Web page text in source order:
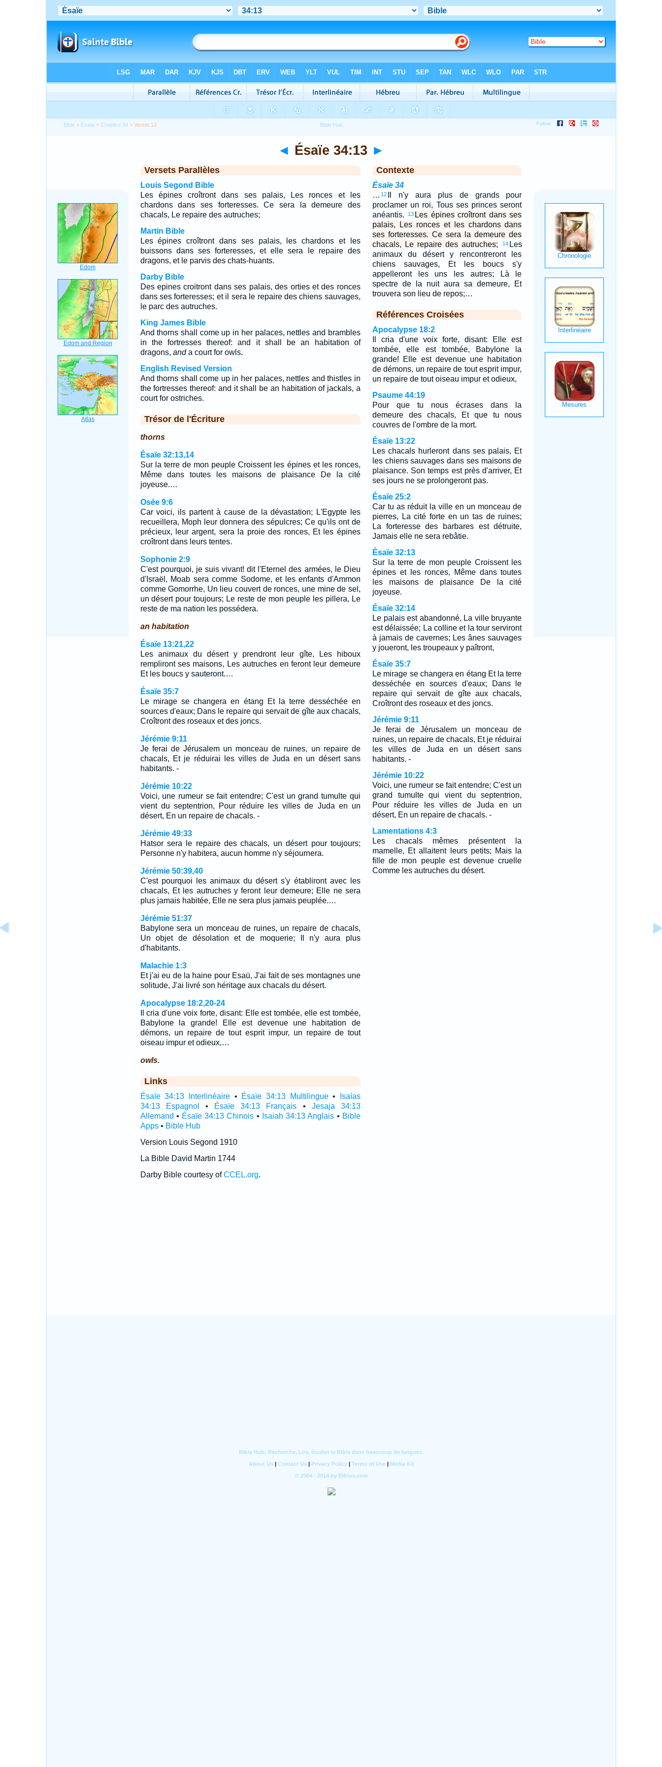
Bible > Ésaïe >Chapitre 34 > Verset 13
◄ Ésaïe 34:13 ►
Versets Parallèles
Louis Segond Bible
Les épines croîtront dans ses palais, Les ronces et les
chardons dans ses forteresses. Ce sera la demeure des
chacals, Le repaire des autruches;
Martin Bible
Les épines croîtront dans ses palais, les chardons et les
buissons dans ses forteresses, et elle sera le repaire des
dragons, et le parvis des chats-huants.
Darby Bible
Des epines croitront dans ses palais, des orties et des ronces
dans ses forteresses; et il sera le repaire des chiens sauvages,
le parc des autruches.
King James Bible
And thorns shall come up in her palaces, nettles and brambles
in the fortresses thereof: and it shall be an habitation of
dragons, anda court for owls.
English Revised Version
And thorns shall come up in her palaces, nettles and thistles in
the fortresses thereof: and it shall be an habitation of jackals, a
court for ostriches.
Trésor de l'Écriture
thorns
Ésaïe 32:13,14
Sur la terre de mon peuple Croissent les épines et les ronces,
Même dans toutes les maisons de plaisance De la cité
joyeuse.…
Osée 9:6
Car voici, ils partent à cause de la dévastation; L'Egypte les
recueillera, Moph leur donnera des sépulcres; Ce qu'ils ont de
précieux, leur argent, sera la proie des ronces, Et les épines
croîtront dans leurs tentes.
Sophonie 2:9
C'est pourquoi, je suis vivant! dit l'Eternel des armées, le Dieu
d'Israël, Moab sera comme Sodome, et les enfants d'Ammon
comme Gomorrhe, Un lieu couvert de ronces, une mine de sel,
un désert pour toujours; Le reste de mon peuple les pillera, Le
reste de ma nation les possédera.
an habitation
Ésaïe 13:21,22
Les animaux du désert y prendront leur gîte, Les hiboux
rempliront ses maisons, Les autruches en feront leur demeure
Et les boucs y sauteront.…
Ésaïe 35:7
Le mirage se changera en étang Et la terre desséchée en
sources d'eaux; Dans le repaire qui servait de gîte aux chacals,
Croîtront des roseaux et des joncs.
Jérémie 9:11
Je ferai de Jérusalem un monceau de ruines, un repaire de
chacals, Et je réduirai les villes de Juda en un désert sans
habitants. -
Jérémie 10:22
Voici, une rumeur se fait entendre; C'est un grand tumulte qui
vient du septentrion, Pour réduire les villes de Juda en un
désert, En un repaire de chacals. -
Jérémie 49:33
Hatsor sera le repaire des chacals, un désert pour toujours;
Personne n'y habitera, aucun homme n'y séjournera.
Jérémie 50:39,40
C'est pourquoi les animaux du désert s'y établiront avec les
chacals, Et les autruches y feront leur demeure; Elle ne sera
plus jamais habitée, Elle ne sera plus jamais peuplée.…
Jérémie 51:37
Babylone sera un monceau de ruines, un repaire de chacals,
Un objet de désolation et de moquerie; Il n'y aura plus
d'habitants.
Malachie 1:3
Et j'ai eu de la haine pour Esaü, J'ai fait de ses montagnes une
solitude, J'ai livré son héritage aux chacals du désert.
Apocalypse 18:2,20-24
Il cria d'une voix forte, disant: Elle est tombée, elle est tombée,
Babylone la grande! Elle est devenue une habitation de
démons, un repaire de tout esprit impur, un repaire de tout
oiseau impur et odieux,…
owls.
Links
Ésaïe 34:13 Interlinéaire• Ésaïe 34:13 Multilingue•
Isaías
34:13 Espagnol
• Ésaïe 34:13 Français • Jesaja 34:13
Allemand • Ésaïe 34:13 Chinois • Isaiah 34:13 Anglais • Bible
Apps• Bible Hub
Version Louis Segond 1910
La Bible David Martin 1744
Darby Bible courtesy ofCCEL.org.
Contexte
Ésaïe 34
… 12
Il n'y aura plus de grands pour
proclamer un roi, Tous ses princes seront
anéantis.
13 Les épines croîtront dans ses
palais, Les ronces et les chardons dans
ses forteresses. Ce sera la demeure des
chacals, Le repaire des autruches;
14 Les
animaux du désert y rencontreront les
chiens sauvages, Et les boucs s'y
appelleront les uns les autres; Là le
spectre de la nuit aura sa demeure, Et
trouvera son lieu de repos;…
Références Croisées
Apocalypse 18:2
Il cria d'une voix forte, disant: Elle est
tombée, elle est tombée, Babylone la
grande! Elle est devenue une habitation
de démons, un repaire de tout esprit impur,
un repaire de tout oiseau impur et odieux,
Psaume 44:19
Pour que tu nous écrases dans la
demeure des chacals, Et que tu nous
couvres de l'ombre de la mort.
Ésaïe 13:22
Les chacals hurleront dans ses palais, Et
les chiens sauvages dans ses maisons de
plaisance. Son temps est près d'arriver, Et
ses jours ne se prolongeront pas.
Ésaïe 25:2
Car tu as réduit la ville en un monceau de
pierres, La cité forte en un tas de ruines;
La forteresse des barbares est détruite,
Jamais elle ne sera rebâtie.
Ésaïe 32:13
Sur la terre de mon peuple Croissent les
épines et les ronces, Même dans toutes
les maisons de plaisance De la cité
joyeuse.
Ésaïe 32:14
Le palais est abandonné, La ville bruyante
est délaissée; La colline et la tour serviront
à jamais de cavernes; Les ânes sauvages
y joueront, les troupeaux y paîtront,
Ésaïe 35:7
Le mirage se changera en étang Et la terre
desséchée en sources d'eaux; Dans le
repaire qui servait de gîte aux chacals,
Croîtront des roseaux et des joncs.
Jérémie 9:11
Je ferai de Jérusalem un monceau de
ruines, un repaire de chacals, Et je réduirai
les villes de Juda en un désert sans
habitants. -
Jérémie 10:22
Voici, une rumeur se fait entendre; C'est un
grand tumulte qui vient du septentrion,
Pour réduire les villes de Juda en un
désert, En un repaire de chacals. -
Lamentations 4:3
Les chacals mêmes présentent la
mamelle, Et allaitent leurs petits; Mais la
fille de mon peuple est devenue cruelle
Comme les autruches du désert.